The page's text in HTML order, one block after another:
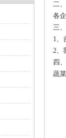
二
各
三
1、
2、
四
蔬